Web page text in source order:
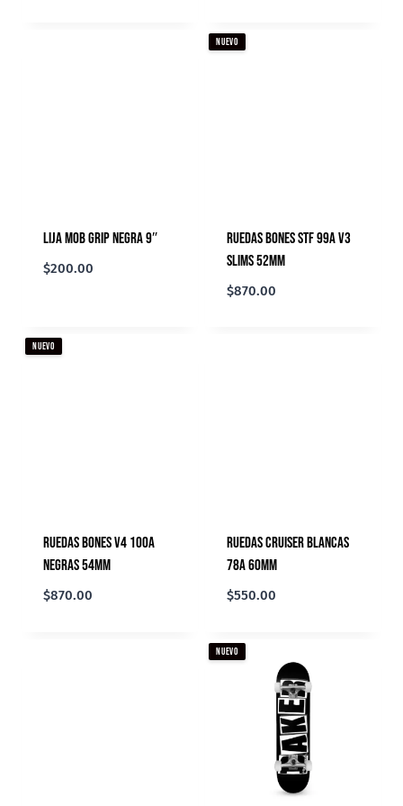
Lija Mob Grip Negra 9″
$200.00
NUEVO
Ruedas Bones STF 99A V3
Slims 52mm
$870.00
NUEVO
Ruedas Bones V4 100A
Negras 54mm
$870.00
Ruedas Cruiser Blancas
78A 60mm
$550.00
NUEVO